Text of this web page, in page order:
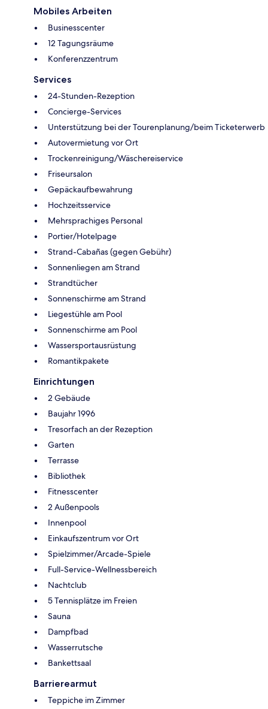
Mobiles Arbeiten
Businesscenter
12 Tagungsräume
Konferenzzentrum
Services
24-Stunden-Rezeption
Concierge-Services
Unterstützung bei der Tourenplanung/beim Ticketerwerb
Autovermietung vor Ort
Trockenreinigung/Wäschereiservice
Friseursalon
Gepäckaufbewahrung
Hochzeitsservice
Mehrsprachiges Personal
Portier/Hotelpage
Strand-Cabañas (gegen Gebühr)
Sonnenliegen am Strand
Strandtücher
Sonnenschirme am Strand
Liegestühle am Pool
Sonnenschirme am Pool
Wassersportausrüstung
Romantikpakete
Einrichtungen
2 Gebäude
Baujahr 1996
Tresorfach an der Rezeption
Garten
Terrasse
Bibliothek
Fitnesscenter
2 Außenpools
Innenpool
Einkaufszentrum vor Ort
Spielzimmer/Arcade-Spiele
Full-Service-Wellnessbereich
Nachtclub
5 Tennisplätze im Freien
Sauna
Dampfbad
Wasserrutsche
Bankettsaal
Barrierearmut
Teppiche im Zimmer